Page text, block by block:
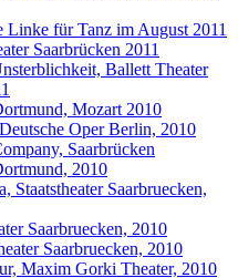
Linke für Tanz im August 2011
Saarbrücken 2011
Ballett Theater
Mozart 2010
Oper Berlin, 2010
Saarbrücken
2010
Staatstheater Saarbruecken,
Saarbruecken, 2010
Saarbruecken, 2010
Maxim Gorki Theater, 2010